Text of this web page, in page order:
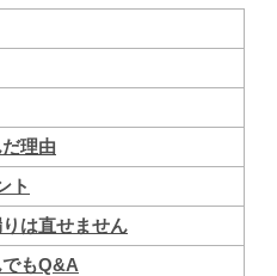
理由
ト
は直せません
もQ&A